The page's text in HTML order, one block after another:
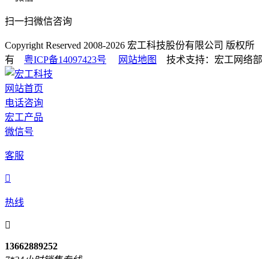
扫一扫微信咨询
Copyright Reserved 2008-2026 宏工科技股份有限公司 版权所
有 粤ICP备14097423号 网站地图 技术支持：宏工网络部
网站首页
电话咨询
宏工产品
微信号
客服

热线

13662889252